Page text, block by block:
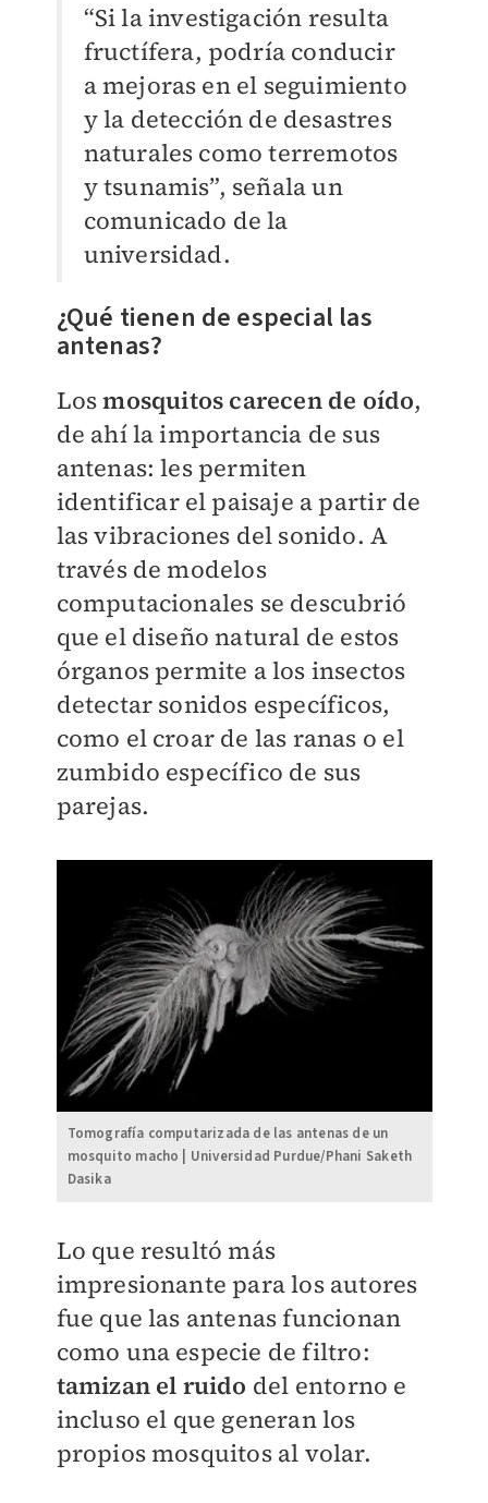
“Si la investigación resulta
fructífera, podría conducir
a mejoras en el seguimiento
y la detección de desastres
naturales como terremotos
y tsunamis”, señala un
comunicado de la
universidad.
¿Qué tienen de especial las
antenas?
Losmosquitos carecen de oído,
de ahí la importancia de sus
antenas: les permiten
identificar el paisaje a partir de
las vibraciones del sonido. A
través de modelos
computacionales se descubrió
que el diseño natural de estos
órganos permite a los insectos
detectar sonidos específicos,
como el croar de las ranas o el
zumbido específico de sus
parejas.
Tomografía computarizada de las antenas de un
mosquito macho | Universidad Purdue/Phani Saketh
Dasika
Lo que resultó más
impresionante para los autores
fue que las antenas funcionan
como una especie de filtro:
tamizan el ruido del entorno e
incluso el que generan los
propios mosquitos al volar.